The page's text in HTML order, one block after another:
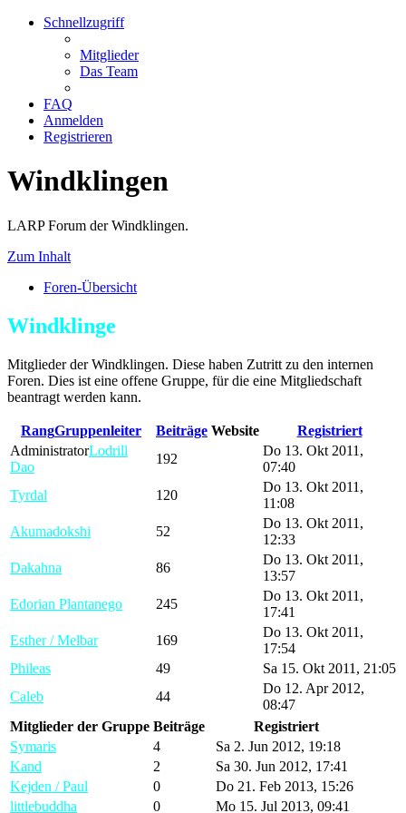
Schnellzugriff
Mitglieder
Das Team
FAQ
Anmelden
Registrieren
Windklingen
LARP Forum der Windklingen.
Zum Inhalt
Foren-Übersicht
Windklinge
Mitglieder der Windklingen. Diese haben Zutritt zu den internen
Foren. Dies ist eine offene Gruppe, für die eine Mitgliedschaft
beantragt werden kann.
RangGruppenleiter Beiträge Website
Registriert
AdministratorLodrill
Dao
192
Do 13. Okt 2011,
07:40
Tyrdal
120
Do 13. Okt 2011,
11:08
Akumadokshi
52
Do 13. Okt 2011,
12:33
Dakahna
86
Do 13. Okt 2011,
13:57
Edorian Plantanego
245
Do 13. Okt 2011,
17:41
Esther / Melbar
169
Do 13. Okt 2011,
17:54
Phileas
49
Sa 15. Okt 2011, 21:05
Caleb
44
Do 12. Apr 2012,
08:47
Mitglieder der Gruppe Beiträge
Registriert
Symaris
4
Sa 2. Jun 2012, 19:18
Kand
2
Sa 30. Jun 2012, 17:41
Kejden / Paul
0
Do 21. Feb 2013, 15:26
littlebuddha
0 Mo 15. Jul 2013, 09:41